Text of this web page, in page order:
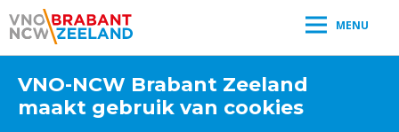
MENU
VNO-NCW Brabant Zeeland
maakt gebruik van cookies